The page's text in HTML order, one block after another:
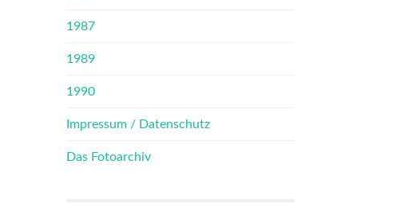
1987
1989
1990
Impressum / Datenschutz
Das Fotoarchiv